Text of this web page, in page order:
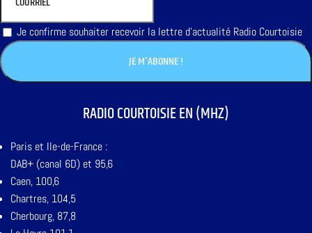
Je confirme souhaiter recevoir la lettre d'actualité Radio Courtoisie
RADIO COURTOISIE EN (MHZ)
Paris et Ile-de-France :
DAB+ (canal 6D) et 95,6
Caen, 100,6
Chartres, 104,5
Cherbourg, 87,8